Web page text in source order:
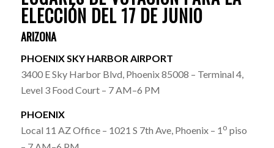
ELECCIÓN DEL 17 DE JUNIO
ARIZONA
PHOENIX SKY HARBOR AIRPORT
3400 E Sky Harbor Blvd, Phoenix 85008 – Terminal 4,
Level 3 Food Court – 7 AM–6 PM
PHOENIX
Local 11 AZ Office – 1021 S 7th Ave, Phoenix – 1o piso